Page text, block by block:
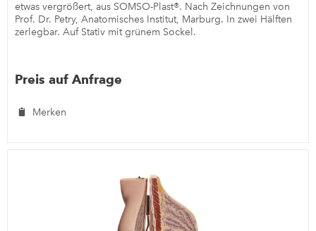
etwas vergrößert, aus SOMSO-Plast®. Nach Zeichnungen von
Prof. Dr. Petry, Anatomisches Institut, Marburg. In zwei Hälften
zerlegbar. Auf Stativ mit grünem Sockel.
Preis auf Anfrage
Merken